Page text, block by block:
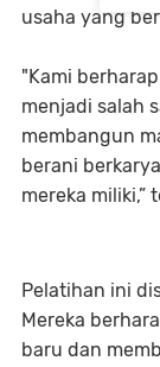
usaha yang
"Kami
menjadi salah
membangun
berani
mereka miliki,”
Pelatihan ini
Mereka
baru dan